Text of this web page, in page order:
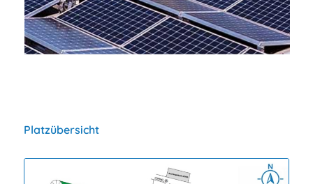
Platzübersicht